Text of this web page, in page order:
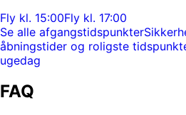
Fly kl. 15:00Fly kl. 17:00
Se alle afgangstidspunkter
åbningstider og roligste
ugedag
FAQ